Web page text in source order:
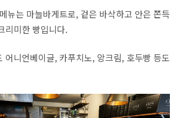
뉴는 마늘바게트로, 겉은 바삭하고 안은 쫀득
리미한 빵입니다.
어니언베이글,카푸치노, 앙크림, 호두빵 등도